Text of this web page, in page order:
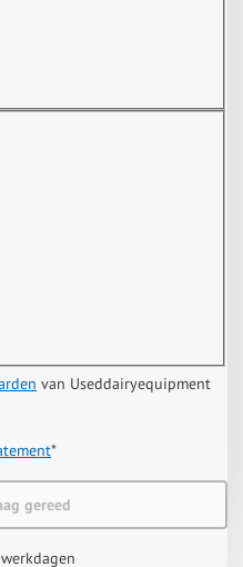
van Useddairyequipment
*
gereed
werkdagen